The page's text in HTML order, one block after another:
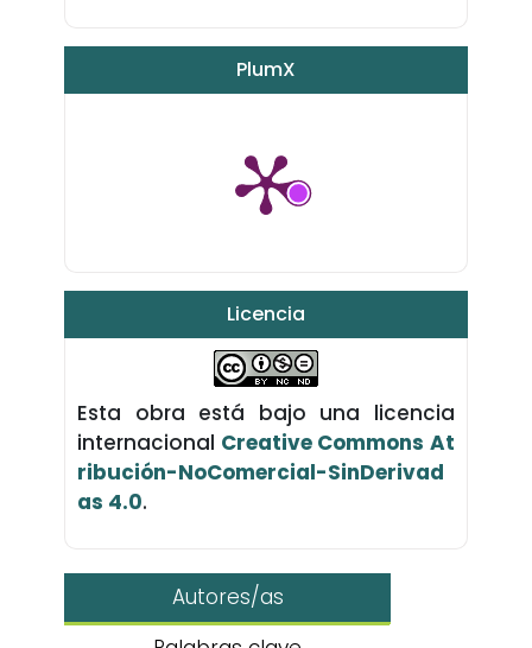
PlumX
Licencia
Esta obra está bajo una licencia
internacional Creative Commons At
ribución-NoComercial-SinDerivad
as 4.0.
Autores/as